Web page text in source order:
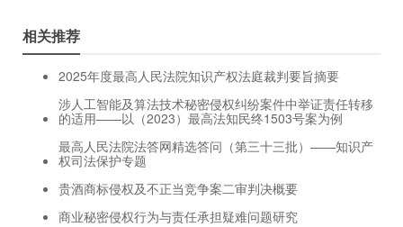
相关推荐
2025年度最高人民法院知识产权法庭裁判要旨摘要
涉人工智能及算法技术秘密侵权纠纷案件中举证责任转移
的适用——以（2023）最高法知民终1503号案为例
最高人民法院法答网精选答问（第三十三批）——知识产
权司法保护专题
贵酒商标侵权及不正当竞争案二审判决概要
商业秘密侵权行为与责任承担疑难问题研究